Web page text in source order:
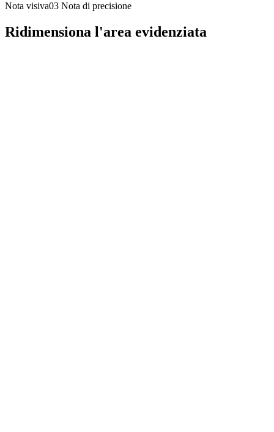
Nota visiva03 Nota di precisione
Ridimensiona l'area evidenziata